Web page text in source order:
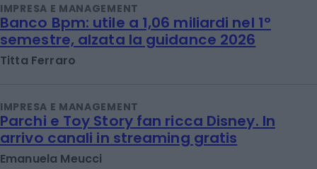
IMPRESA E MANAGEMENT
Banco Bpm: utile a 1,06 miliardi nel 1°
semestre, alzata la guidance 2026
Titta Ferraro
IMPRESA E MANAGEMENT
Parchi e Toy Story fan ricca Disney. In
arrivo canali in streaming gratis
Emanuela Meucci